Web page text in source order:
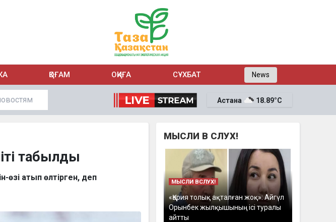
ҚОҒАМ ОҚИҒА СҰХБАТ News
Астана 18.89°C
табылды
өзі атып өлтірген, деп
МЫСЛИ В СЛУХ!
МЫСЛИ ВСЛУХ!
«Қария толық ақталған жоқ»: Айгүл
Орынбек жылқышының ісі туралы
айтты